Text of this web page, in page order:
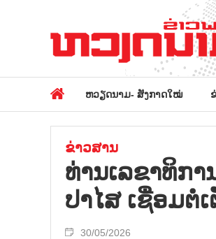
ຫວຽດນາມ- ສັງກາດໃໝ່
ຂ່າວສານ
ທ່ານເລ​ຂາ​ທິ​ກາ
ປາ​ໄສ ເຊື່ອມ​ຕໍ່​
30/05/2026